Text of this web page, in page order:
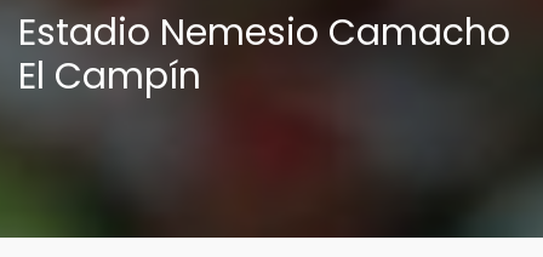
Estadio Nemesio Camacho
El Campín